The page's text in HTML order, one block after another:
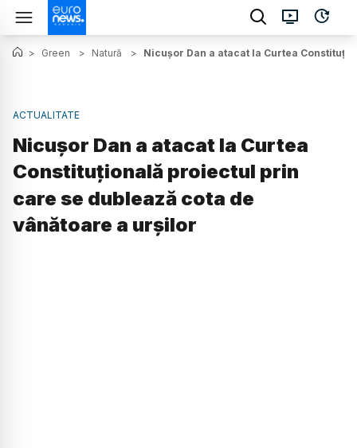
> Green > Natură > Nicușor Dan a atacat la Curtea
ACTUALITATE
Nicușor Dan a atacat la Curtea
Constituțională proiectul prin
care se dublează cota de
vânătoare a urșilor